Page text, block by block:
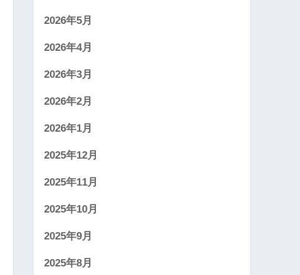
2026年5月
2026年4月
2026年3月
2026年2月
2026年1月
2025年12月
2025年11月
2025年10月
2025年9月
2025年8月